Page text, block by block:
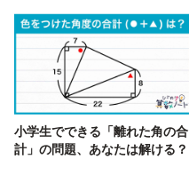
小学生でできる「離れた角の合
計」の問題、あなたは解ける？